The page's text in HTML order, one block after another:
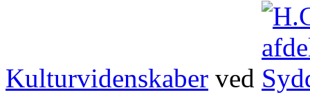
Kulturvidenskaber ved